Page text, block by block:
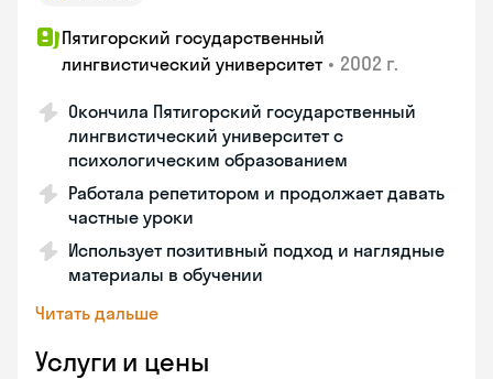
Пятигорский государственный
лингвистический университет • 2002 г.
Окончила Пятигорский государственный
лингвистический университет с
психологическим образованием
Работала репетитором и продолжает давать
частные уроки
Использует позитивный подход и наглядные
материалы в обучении
Читать дальше
Услуги и цены